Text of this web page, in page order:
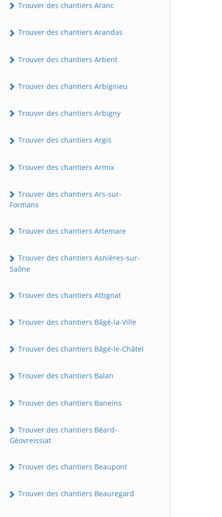
Trouver des chantiers Aranc
Trouver des chantiers Arandas
Trouver des chantiers Arbent
Trouver des chantiers Arbignieu
Trouver des chantiers Arbigny
Trouver des chantiers Argis
Trouver des chantiers Armix
Trouver des chantiers Ars-sur-
Formans
Trouver des chantiers Artemare
Trouver des chantiers Asnières-sur-
Saône
Trouver des chantiers Attignat
Trouver des chantiers Bâgé-la-Ville
Trouver des chantiers Bâgé-le-Châtel
Trouver des chantiers Balan
Trouver des chantiers Baneins
Trouver des chantiers Béard-
Géovreissiat
Trouver des chantiers Beaupont
Trouver des chantiers Beauregard